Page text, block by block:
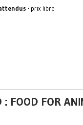
- prix libre
FOOD FOR